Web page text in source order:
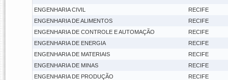
ENGENHARIA CIVIL
RECIFE
ENGENHARIA DE ALIMENTOS
RECIFE
ENGENHARIA DE CONTROLE E AUTOMAÇÃO
RECIFE
ENGENHARIA DE ENERGIA
RECIFE
ENGENHARIA DE MATERIAIS
RECIFE
ENGENHARIA DE MINAS
RECIFE
ENGENHARIA DE PRODUÇÃO
RECIFE